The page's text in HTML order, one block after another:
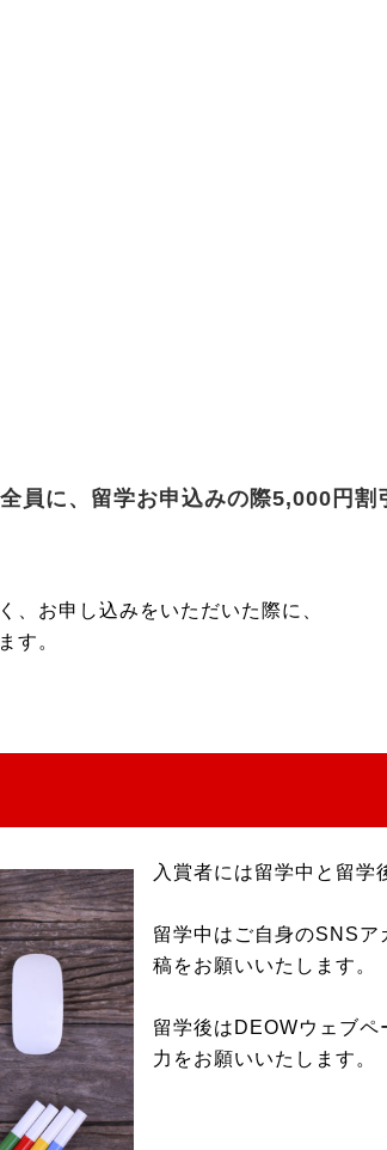
員に、留学お申込みの際5,000円割
、お申し込みをいただいた際に、
す。
入賞者には留学中と留学
留学中はご自身のSNS
稿をお願いいたします。
留学後はDEOWウェブ
力をお願いいたします。